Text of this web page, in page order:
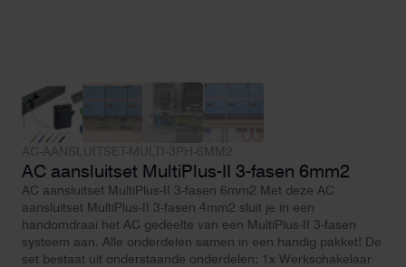
AC aansluitset MultiPlus-II 3-fasen 6mm2
AC aansluitset MultiPlus-II 3-fasen 6mm2 Met deze AC
aansluitset MultiPlus-II 3-fasen 4mm2 sluit je in een
handomdraai het AC gedeelte van een MultiPlus-II 3-fasen
systeem aan. Alle onderdelen samen in een handig pakket! De
set bestaat uit onderstaande onderdelen: 1x Werkschakelaar